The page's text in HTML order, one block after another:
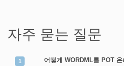
자주 묻는 질문
어떻게 WORDML를 POT